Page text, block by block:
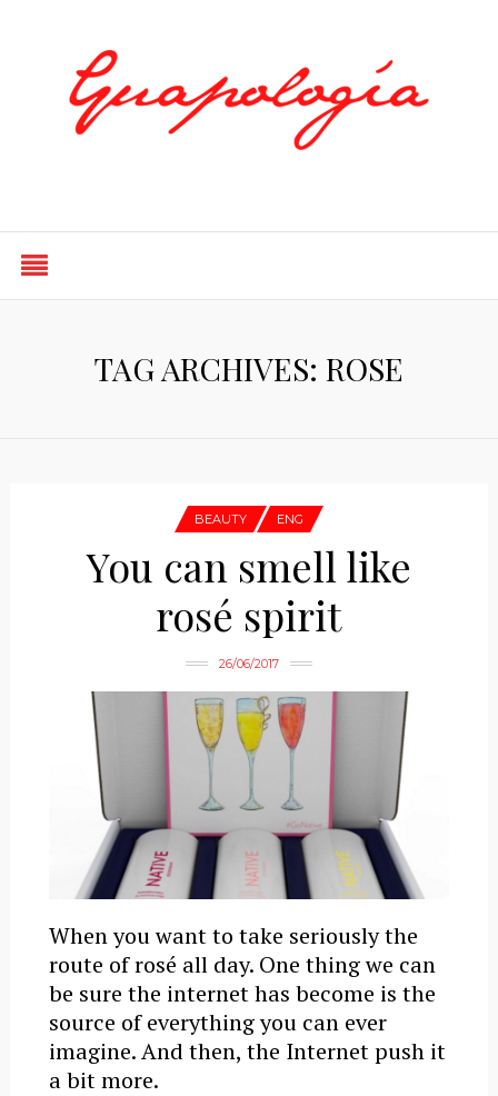
TAG ARCHIVES: ROSE
BEAUTY ENG
You can smell like
rosé spirit
26/06/2017
When you want to take seriously the
route of rosé all day. One thing we can
be sure the internet has become is the
source of everything you can ever
imagine. And then, the Internet push it
a bit more.